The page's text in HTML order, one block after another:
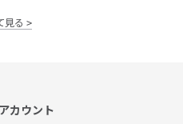
見る
カウント